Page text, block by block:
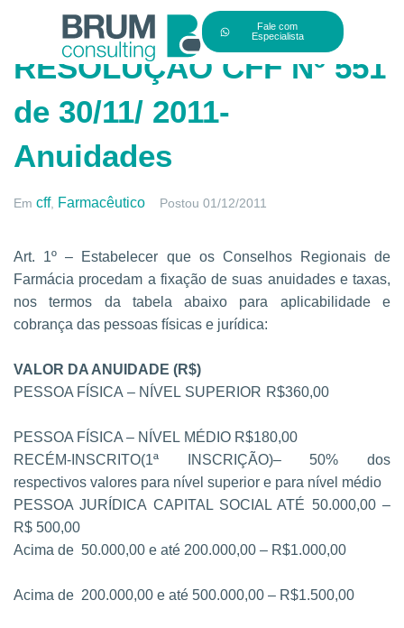
Fale com
Especialista
RESOLUÇÃO CFF Nº 551
de 30/11/ 2011-
Anuidades
Em cff, Farmacêutico Postou 01/12/2011
Art. 1º – Estabelecer que os Conselhos Regionais de
Farmácia procedam a fixação de suas anuidades e taxas,
nos termos da tabela abaixo para aplicabilidade e
cobrança das pessoas físicas e jurídica:
VALOR DA ANUIDADE (R$)
PESSOA FÍSICA – NÍVEL SUPERIOR R$360,00
PESSOA FÍSICA – NÍVEL MÉDIO R$180,00
RECÉM-INSCRITO(1ª INSCRIÇÃO)– 50% dos
respectivos valores para nível superior e para nível médio
PESSOA JURÍDICA CAPITAL SOCIAL ATÉ 50.000,00 –
R$ 500,00
Acima de 50.000,00 e até 200.000,00 – R$1.000,00
Acima de 200.000,00 e até 500.000,00 – R$1.500,00